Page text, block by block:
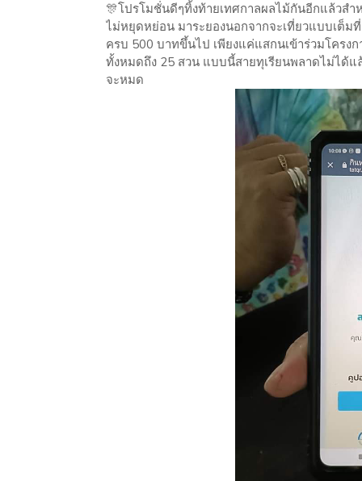
🎊โปรโมชั่นดีๆทิ้งท้ายเทศกาลผลไม้กันอีกแล้วสำ
ไม่หยุดหย่อน มาระยองนอกจากจะเที่ยวแบบเต็
ครบ 500 บาทขึ้นไป เพียงแค่แสกนเข้าร่วมโคร
ทั้งหมดถึง 25 สวน แบบนี้สายทุเรียนพลาดไม่ได้แ
จะหมด